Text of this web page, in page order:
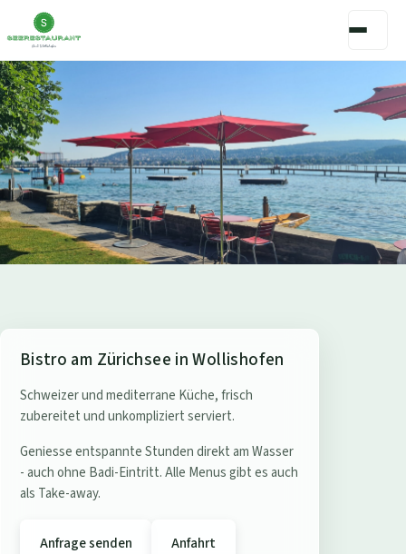
S
e
e
e
s
Bistro am Zürichsee in Wollishofen
Schweizer und mediterrane Küche, frisch
zubereitet und unkompliziert serviert.
Geniesse entspannte Stunden direkt am Wasser
- auch ohne Badi-Eintritt. Alle Menus gibt es auch
als Take-away.
Anfrage senden Anfahrt